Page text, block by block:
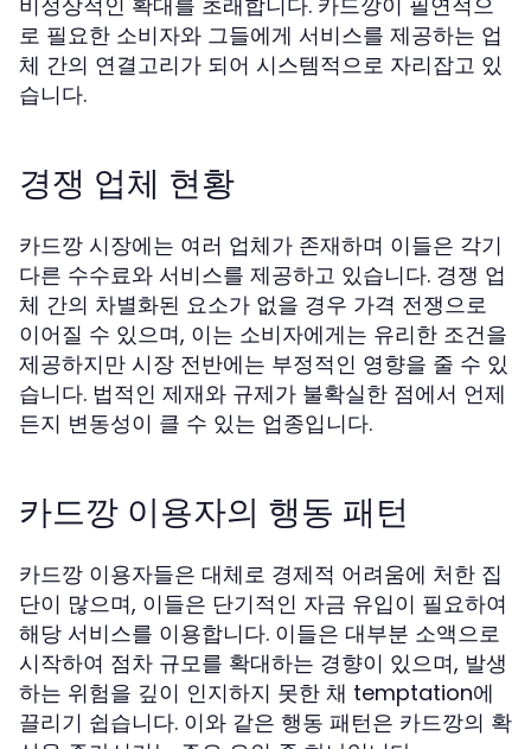
로 필요한 소비자와 그들에게 서비스를 제공하는 업
체 간의 연결고리가 되어 시스템적으로 자리잡고 있
습니다.
경쟁 업체 현황
카드깡 시장에는 여러 업체가 존재하며 이들은 각기
다른 수수료와 서비스를 제공하고 있습니다. 경쟁 업
체 간의 차별화된 요소가 없을 경우 가격 전쟁으로
이어질 수 있으며, 이는 소비자에게는 유리한 조건을
제공하지만 시장 전반에는 부정적인 영향을 줄 수 있
습니다. 법적인 제재와 규제가 불확실한 점에서 언제
든지 변동성이 클 수 있는 업종입니다.
카드깡 이용자의 행동 패턴
카드깡 이용자들은 대체로 경제적 어려움에 처한 집
단이 많으며, 이들은 단기적인 자금 유입이 필요하여
해당 서비스를 이용합니다. 이들은 대부분 소액으로
시작하여 점차 규모를 확대하는 경향이 있으며, 발생
하는 위험을 깊이 인지하지 못한 채 temptation에
끌리기 쉽습니다. 이와 같은 행동 패턴은 카드깡의 확